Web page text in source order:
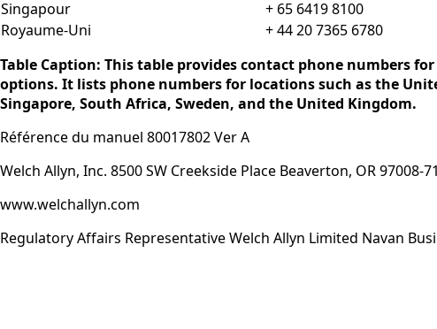
Singapour
+ 65 6419 8100
Royaume-Uni
+ 44 20 7365 6780
Table Caption: This table provides contact phone numbers
options. It lists phone numbers for locations such as the
Singapore, South Africa, Sweden, and the United Kingdom.
Référence du manuel 80017802 Ver A
Welch Allyn, Inc. 8500 SW Creekside Place Beaverton, OR 97008-
www.welchallyn.com
Regulatory Affairs Representative Welch Allyn Limited Navan